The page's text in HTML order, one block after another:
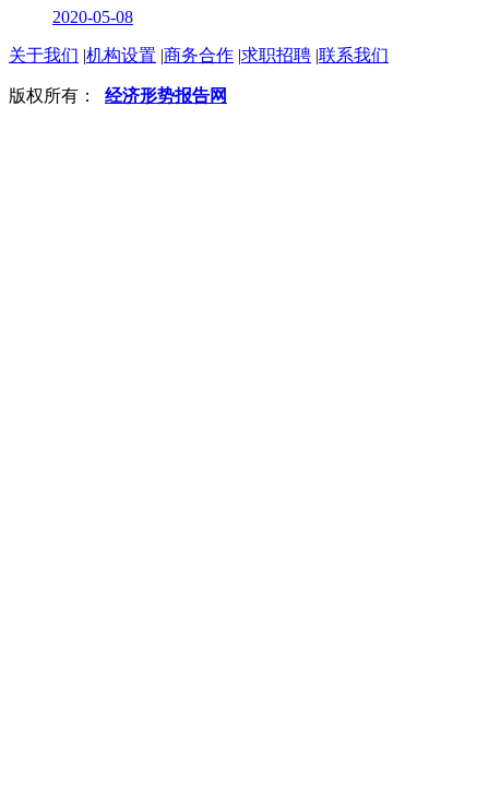
2020-05-08
关于我们 |机构设置 |商务合作 |求职招聘 |联系我们
版权所有： 经济形势报告网